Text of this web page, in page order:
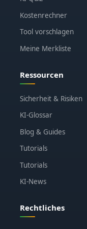
Kostenrechner
Tool vorschlagen
Meine Merkliste
Ressourcen
Sicherheit & Risiken
KI-Glossar
Blog & Guides
Tutorials
Tutorials
KI-News
Rechtliches